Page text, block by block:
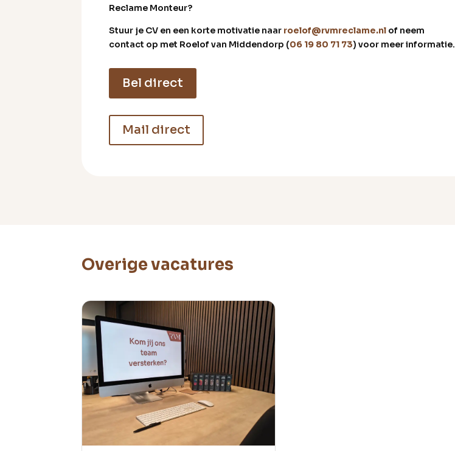
Reclame Monteur?
Stuur je CV en een korte motivatie naar roelof@rvmreclame.nl of neem
contact op met Roelof van Middendorp (06 19 80 71 73) voor meer informatie.
Bel direct
Mail direct
Overige vacatures